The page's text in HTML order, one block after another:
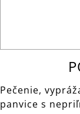
Pečenie,
panvice s